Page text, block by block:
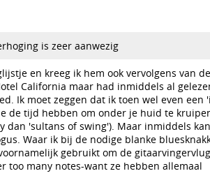
is zeer aanwezig
en kreeg ik hem ook vervolgens van
California maar had inmiddels al
Ik moet zeggen dat ik toen wel even een
de tijd hebben om onder je huid te
'sultans of swing'). Maar inmiddels
Waar ik bij de nodige blanke
gebruikt om de
too many notes-want ze hebben allemaal